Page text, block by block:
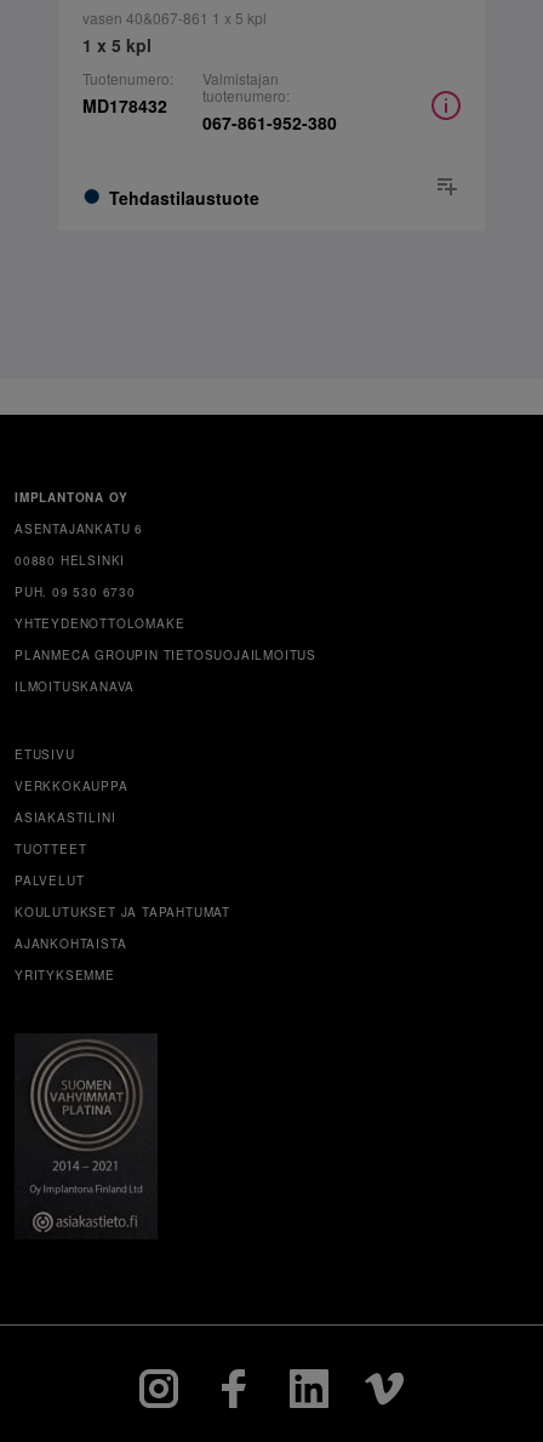
vasen 40&067-861 1 x 5 kpl
1 x 5 kpl
Tuotenumero:
MD178432
Tehdastilaustuote
Valmistajan
tuotenumero:
067-861-952-380
IMPLANTONA OY
ASENTAJANKATU 6
00880 HELSINKI
PUH. 09 530 6730
YHTEYDENOTTOLOMAKE
PLANMECA GROUPIN TIETOSUOJAILMOITUS
ILMOITUSKANAVA
ETUSIVU
VERKKOKAUPPA
ASIAKASTILINI
TUOTTEET
PALVELUT
KOULUTUKSET JA TAPAHTUMAT
AJANKOHTAISTA
YRITYKSEMME